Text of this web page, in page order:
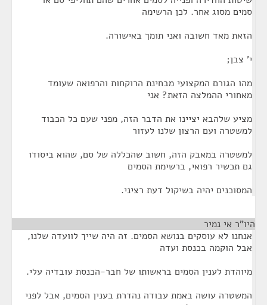
סמים מסוג אחר. לכן הרשימה
הזאת מאד חשובה ואני תומך באישורה.
י' צבן;
מהו הגורם המקצועי מבחינת הרוקחות והרפואה שעומד
מאחורי ההמלצה הזאת? אני
מציע שלהבא יציינו את הדבר הזה, מפני שעם כל הכבוד
למשטרה ועם הרצון שלנו לעזור
למשטרה במאבק הזה, חשוב שהכללה של סם, שהוא ביסודו
גם תכשיר רפואי, ברשימת הסמים
המסוכנים יהיה בשיקול דעת רציני.
היו"ר אי נמיר
אנחנו לא עוסקים בנושא הסמים. זה היה שייך לוועדה שלנו,
אבל הוקמה בכנסת ועדה
מיוהדת לענין הסמים בראשותו של חבר-הכנסת עובדיה עלי.
המשטרה עושה באמת עבודה נהדרת בענין הסמים, אבל לפני